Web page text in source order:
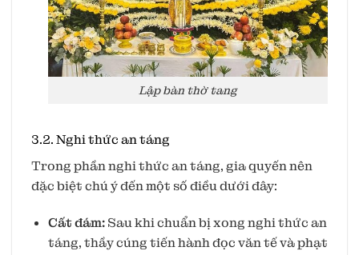
Lập bàn thờ tang
3.2. Nghi thức an táng
Trong phần nghi thức an táng, gia quyến nên
đặc biệt chú ý đến một số điều dưới đây:
Cất đám:Sau khi chuẩn bị xong nghi thức an
táng, thầy cúng tiến hành đọc văn tế và phạt